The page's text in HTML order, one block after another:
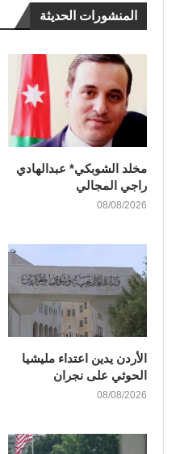
المنشورات الحديثة
مخلد الشوبكي* عبدالهادي
راجي المجالي
08/08/2026
الأردن يدين اعتداء مليشيا
الحوثي على نجران
08/08/2026